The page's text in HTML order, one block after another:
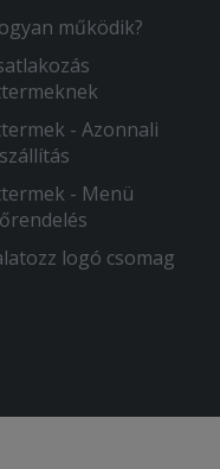
működik?
- Azonnali
- Menü
logó csomag